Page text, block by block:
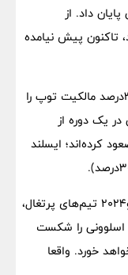
پایان داد. از
تاکنون پیش نیامده
اسلوونی در یورو۲۰۲۴به‌طور میانگین فقط ۳۲درصد مالکیت توپ را
گروهی در یک دوره از
کرده‌اند؛ ایسلند
امشب در ۲بازی مرحله یک‌هشتم پایانی یورو۲۰۲۴ تیم‌های پرتغال،
اسلوونی را شکست
خورد. واقعا